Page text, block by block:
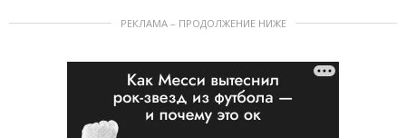
РЕКЛАМА – ПРОДОЛЖЕНИЕ НИЖЕ